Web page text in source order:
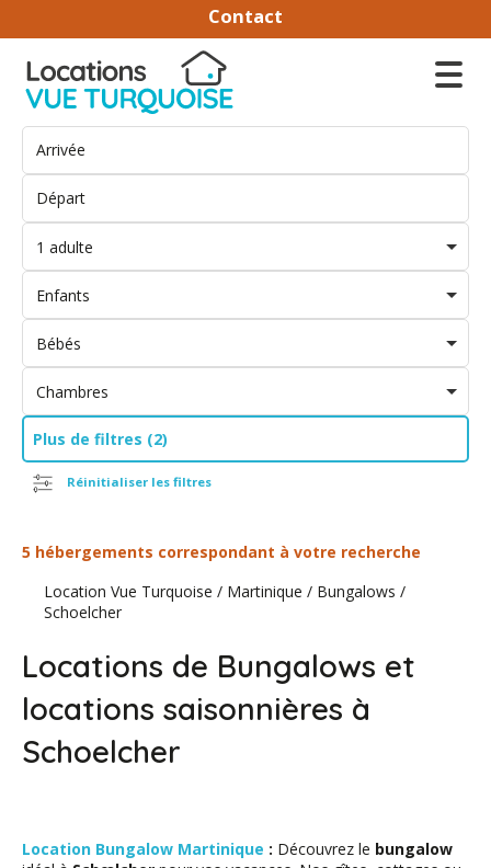
Contact
1 adulte
Enfants
Bébés
Chambres
Plus de filtres (2)
Réinitialiser les filtres
5 hébergements correspondant à votre recherche
Location Vue Turquoise / Martinique / Bungalows /
Schoelcher
Locations de Bungalows et
locations saisonnières à
Schoelcher
Location Bungalow Martinique : Découvrez le bungalow